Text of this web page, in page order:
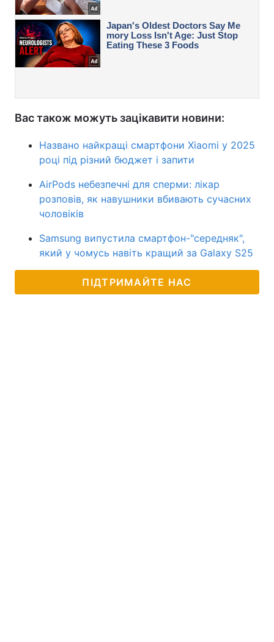
Вас також можуть зацікавити новини:
Названо найкращі смартфони Xiaomi у 2025
році під різний бюджет і запити
AirPods небезпечні для сперми: лікар
розповів, як навушники вбивають сучасних
чоловіків
Samsung випустила смартфон-"середняк",
який у чомусь навіть кращий за Galaxy S25
ПІДТРИМАЙТЕ НАС